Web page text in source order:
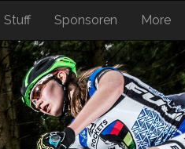
Stuff Sponsoren More